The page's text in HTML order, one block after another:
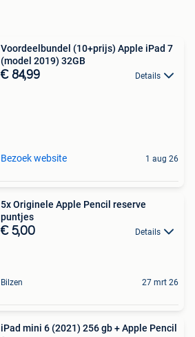
Voordeelbundel (10+prijs) Apple iPad 7
(model 2019) 32GB
€ 84,99 Details
Bezoek website 1 aug 26
5x Originele Apple Pencil reserve
puntjes
€ 5,00 Details
Bilzen 27 mrt 26
iPad mini 6 (2021) 256 gb + Apple Pencil